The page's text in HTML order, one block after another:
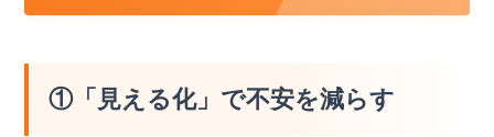
①「見える化」で不安を減らす